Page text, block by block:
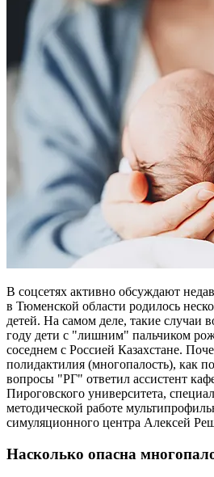
В соцсетях активно обсуждают
в Тюменской области родилось
детей. На самом деле, такие случаи
году дети с "лишним" пальчиком
соседнем с Россией Казахстане.
полидактилия (многопалость), как
вопросы "РГ" ответил ассистент
Пироговского университета,
методической работе
симуляционного центра Алексей
Насколько опасна